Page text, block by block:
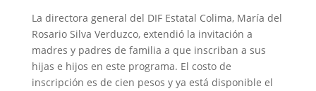
La directora general del DIF Estatal Colima, María del
Rosario Silva Verduzco, extendió la invitación a
madres y padres de familia a que inscriban a sus
hijas e hijos en este programa. El costo de
inscripción es de cien pesos y ya está disponible el